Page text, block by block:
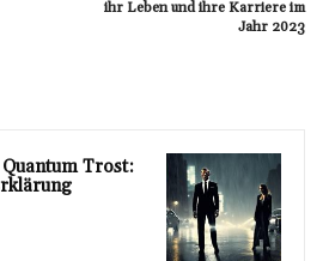
ihr Leben und ihre Karriere im
Jahr 2023
Trost: